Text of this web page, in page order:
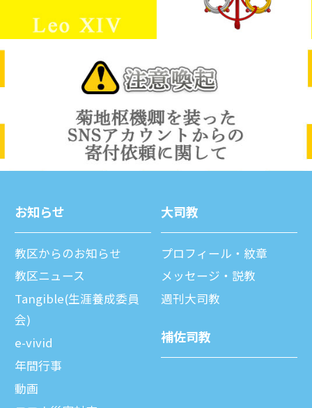
お知らせ
教区からのお知らせ
教区ニュース
Tangible(生涯養成委員
会)
e-vivid
年間⾏事
動画
⼤司教
プロフィール・紋章
メッセージ・説教
週刊⼤司教
補佐司教